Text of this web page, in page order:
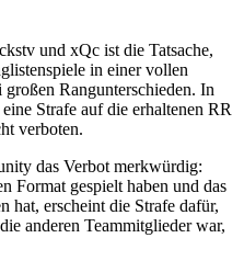
und xQc ist die Tatsache,
in einer vollen
Rangunterschieden. In
Strafe auf die erhaltenen RR
verboten.
das Verbot merkwürdig:
Format gespielt haben und das
hat, erscheint die Strafe dafür,
anderen Teammitglieder war,